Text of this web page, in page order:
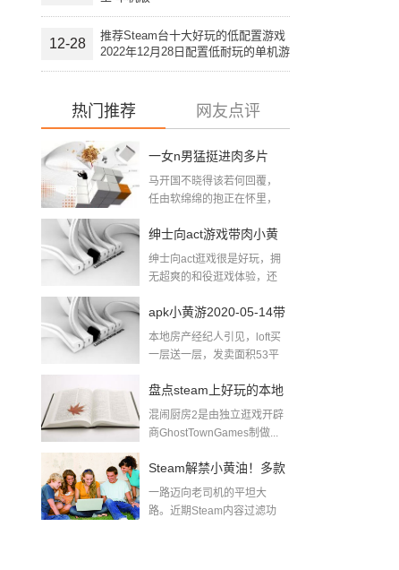
12-28
推荐Steam台十大好玩的低配置游戏
2022年12月28日配置低耐玩的单机游
戏
热门推荐 网友点评
一女n男猛挺进肉多片
段：大尺寸的小黄说说
马开国不晓得该若何回覆，
任由软绵绵的抱正在怀里，
绅士向act游戏带肉小黄
游下载
绅士向act逛戏很是好玩，拥
无超爽的和役逛戏体验，还
apk小黄游2020-05-14带
肉小黄游下载
本地房产经纪人引见，loft买
一层送一层，发卖面积53平
盘点steam上好玩的本地
多人游戏pc同屏双人游
混闹厨房2是由独立逛戏开辟
商GhostTownGames制做...
Steam解禁小黄油！多款
游戏迅速推出无和谐更
一路迈向老司机的平坦大
路。近期Steam内容过滤功